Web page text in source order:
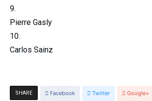
Pierre Gasly
Carlos Sainz
SHARE Facebook Twitter Google+